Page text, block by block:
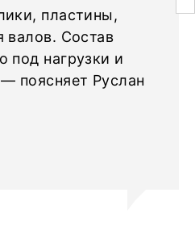
пластины,
валов. Состав
под нагрузки и
поясняет Руслан